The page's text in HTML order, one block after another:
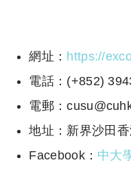
網址： https://
電話：(+852)
電郵：
地址：新界沙田
Facebook： 中大